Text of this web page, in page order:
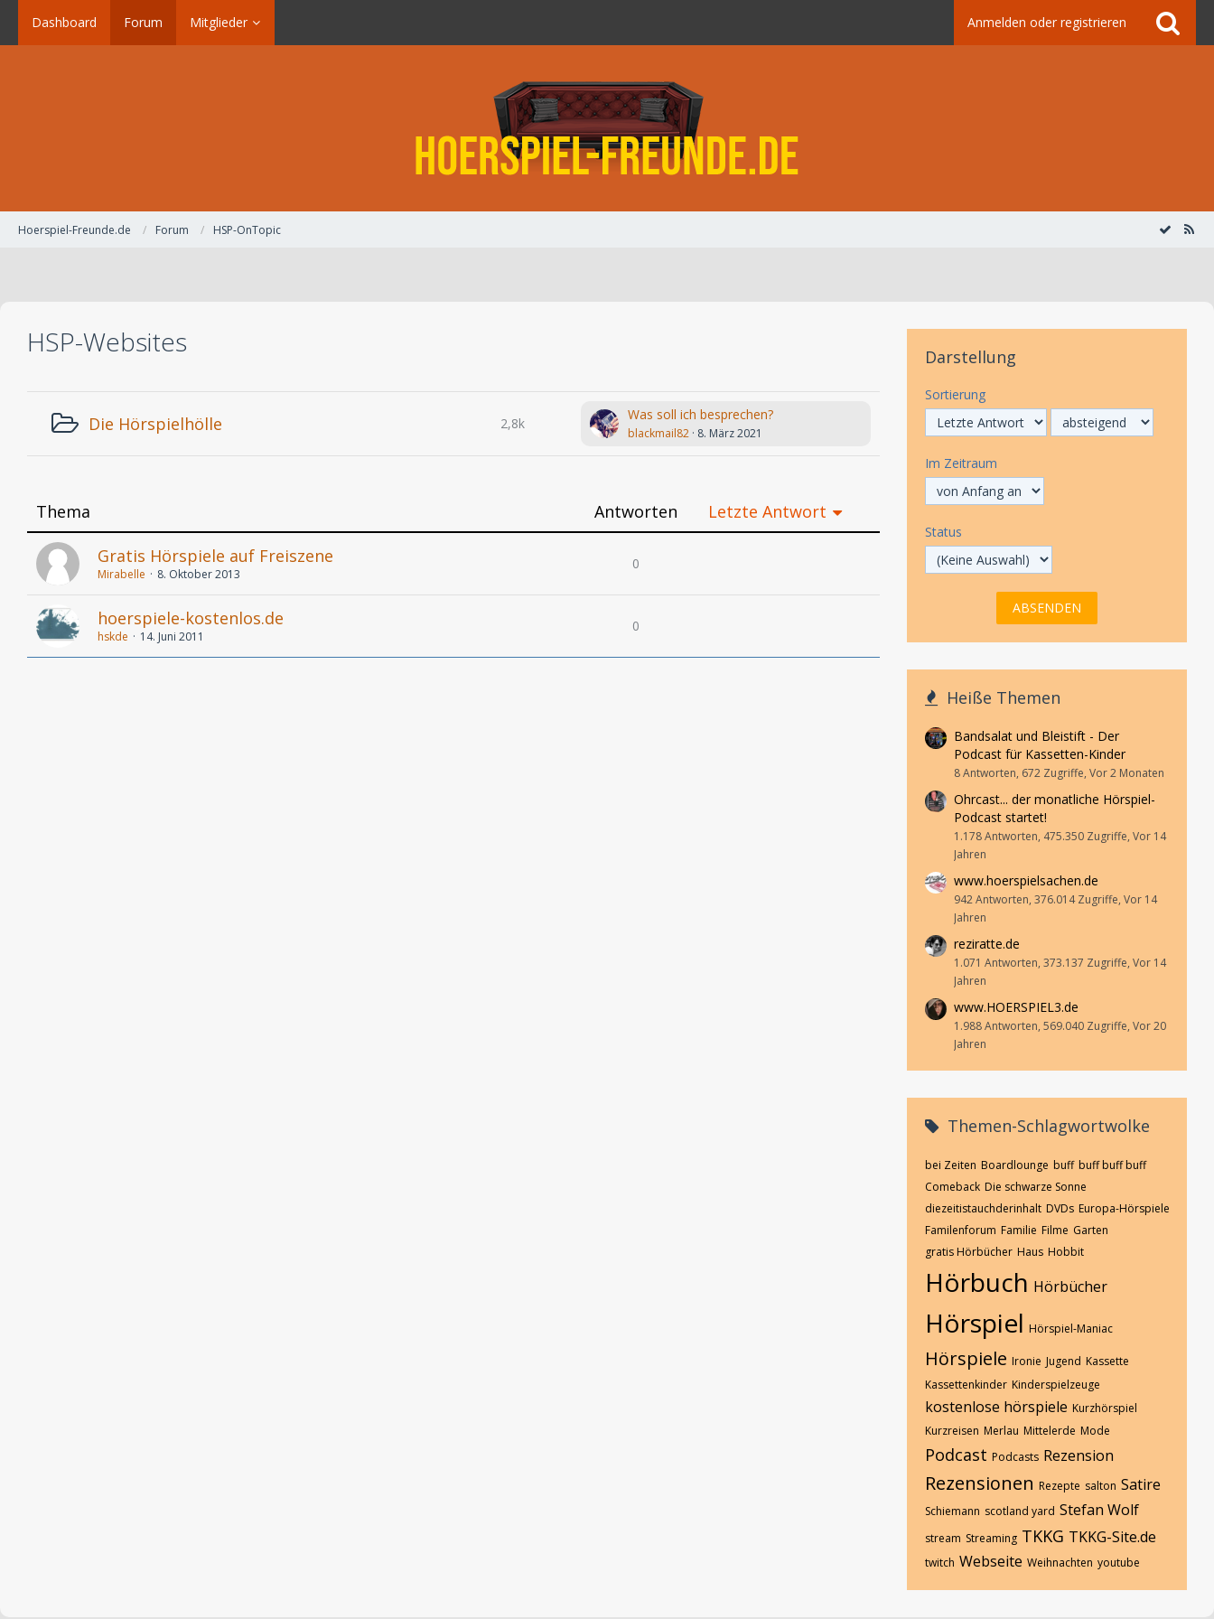
Dashboard Forum Mitglieder Anmelden oder registrieren
Hoerspiel-Freunde.de Forum HSP-OnTopic
HSP-Websites
Die Hörspielhölle 2,8k
Was soll ich besprechen?
blackmail82 8. März 2021
Thema Antworten Letzte Antwort
Gratis Hörspiele auf Freiszene
Mirabelle 8. Oktober 2013
0
hoerspiele-kostenlos.de
hskde 14. Juni 2011
0
Darstellung
Sortierung
Im Zeitraum
Status
Heiße Themen
Bandsalat und Bleistift - Der
Podcast für Kassetten-Kinder
8 Antworten, 672 Zugriffe, Vor 2 Monaten
Ohrcast... der monatliche Hörspiel-
Podcast startet!
1.178 Antworten, 475.350 Zugriffe, Vor 14
Jahren
www.hoerspielsachen.de
942 Antworten, 376.014 Zugriffe, Vor 14
Jahren
reziratte.de
1.071 Antworten, 373.137 Zugriffe, Vor 14
Jahren
www.HOERSPIEL3.de
1.988 Antworten, 569.040 Zugriffe, Vor 20
Jahren
Themen-Schlagwortwolke
bei Zeiten Boardlounge buff buff buff buff
Comeback Die schwarze Sonne
diezeitistauchderinhalt DVDs Europa-Hörspiele
Familenforum Familie Filme Garten
gratis Hörbücher Haus Hobbit
Hörbuch Hörbücher
Hörspiel Hörspiel-Maniac
Hörspiele Ironie Jugend Kassette
Kassettenkinder Kinderspielzeuge
kostenlose hörspiele Kurzhörspiel
Kurzreisen Merlau Mittelerde Mode
Podcast Podcasts Rezension
Rezensionen Rezepte salton Satire
Schiemann scotland yard Stefan Wolf
stream Streaming TKKG TKKG-Site.de
twitch Webseite Weihnachten youtube